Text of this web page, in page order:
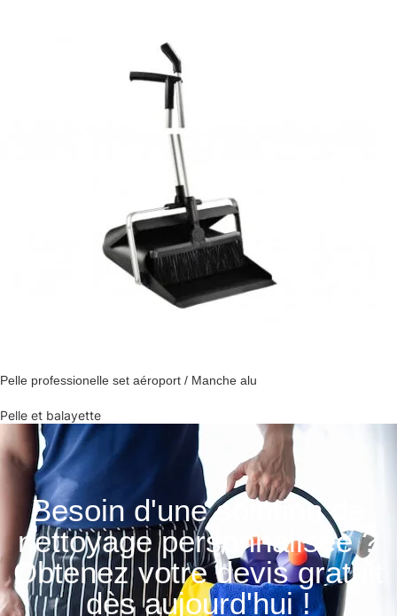
Pelle professionelle set aéroport / Manche alu
Pelle et balayette
Besoin d'une solution de
nettoyage personnalisée ?
Obtenez votre devis gratuit
dès aujourd'hui !